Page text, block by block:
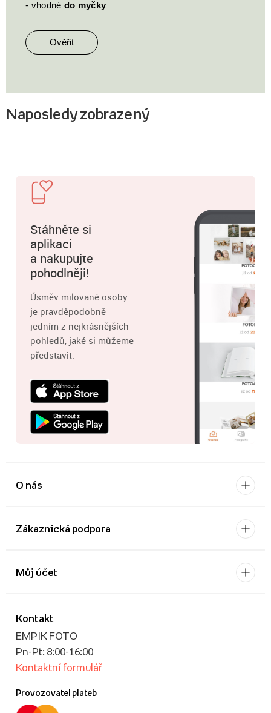
- vhodné do myčky
Ověřit
Naposledy zobrazený
Stáhněte si
aplikaci
a nakupujte
pohodlněji!
Úsměv milované osoby
je pravděpodobně
jedním z nejkrásnějších
pohledů, jaké si můžeme
představit.
O nás
Zákaznícká podpora
Kontakt
EMPIK FOTO
Pn-Pt: 8:00-16:00
Kontaktní formulář
Provozovatel plateb
Můj účet